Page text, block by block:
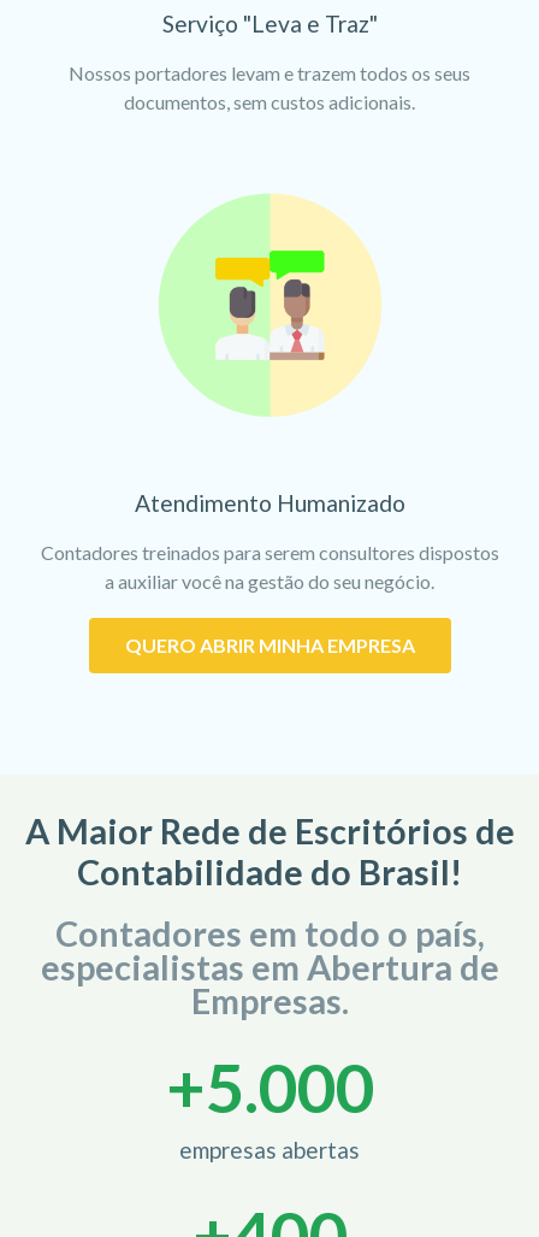
Serviço "Leva e Traz"
Nossos portadores levam e trazem todos os seus
documentos, sem custos adicionais.
Atendimento Humanizado
Contadores treinados para serem consultores dispostos
a auxiliar você na gestão do seu negócio.
QUERO ABRIR MINHA EMPRESA
A Maior Rede de Escritórios de
Contabilidade do Brasil!
Contadores em todo o país,
especialistas em Abertura de
Empresas.
empresas abertas
+5.000